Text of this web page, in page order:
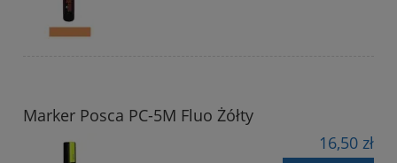
Marker Posca PC-5M Fluo Żółty
16,50 zł